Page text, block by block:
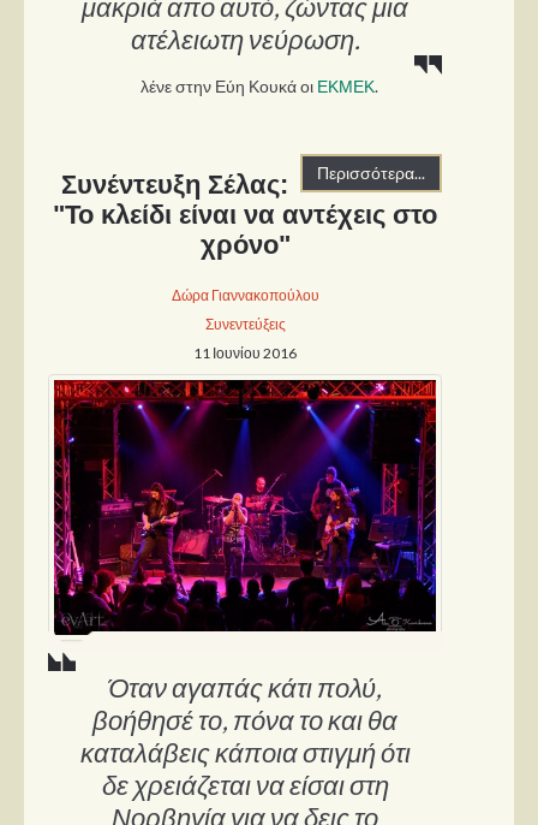
ατέλειωτη νεύρωση.
λένε στην Εύη Κουκά οι ΕΚΜΕΚ.
Περισσότερα...
Συνέντευξη Σέλας:
"Το κλείδι είναι να αντέχεις στο
χρόνο"
Δώρα Γιαννακοπούλου
Συνεντεύξεις
11 Ιουνίου 2016
Όταν αγαπάς κάτι πολύ,
βοήθησέ το, πόνα το και θα
καταλάβεις κάποια στιγμή ότι
δε χρειάζεται να είσαι στη
Νορβηγία για να δεις το